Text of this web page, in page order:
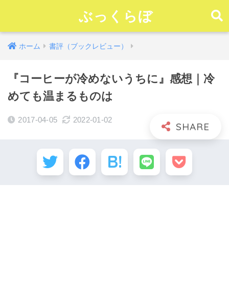
ぶっくらぼ
ホーム 書評（ブックレビュー）
『コーヒーが冷めないうちに』感想｜冷
めても温まるものは
2017-04-05 2022-01-02